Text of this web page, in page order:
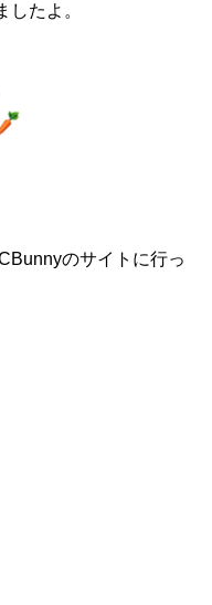
たよ。
のサイトに行っ